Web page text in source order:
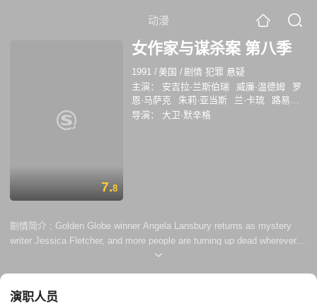
动漫
7.8
女作家与谋杀案 第八季
1991 / 美国 /剧情 犯罪 悬疑
主演：
安吉拉·兰斯伯瑞 威廉·温德姆
罗
恩·马萨克
朱莉·亚当斯 兰·卡琉
路易斯·
赫特哈姆
查尔斯·C·史蒂文森
导演： 大卫·默辛格
剧情简介 : Golden Globe winner Angela Lansbury returns as mystery
writer Jessica Fletcher, and more people are turning up dead wherever
she ventures. But, Jessica is the only one clever enough to read
演职人员